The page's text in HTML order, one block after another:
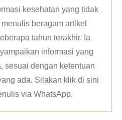
kesehatan yang tidak
beragam artikel
tahun terakhir. Ia
informasi yang
sesuai dengan ketentuan
ada. Silakan klikdi sini
via WhatsApp.